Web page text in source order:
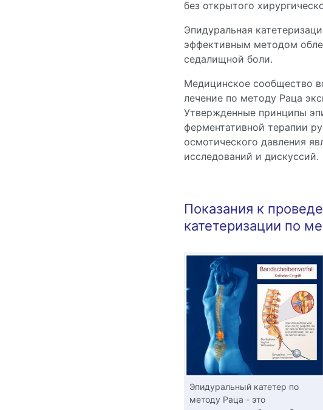
без открытого
Эпидуральная
эффективным методом
седалищной боли.
Медицинское сообщество
лечение по методу Раца
Утвержденные принципы
ферментативной терапии
осмотического давления
исследований и дискуссий.
Показания к
катетеризации по
Эпидуральный катетер по
методу Раца - это